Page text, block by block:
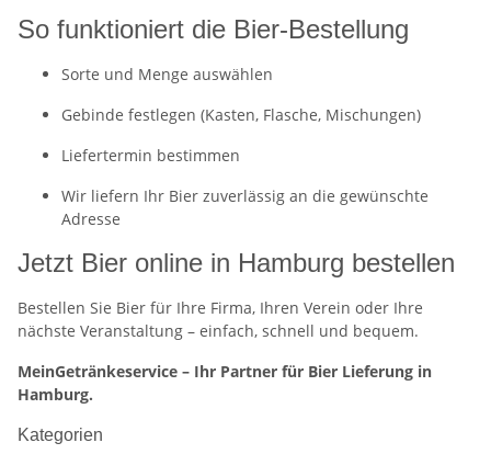
So funktioniert die Bier-Bestellung
Sorte und Menge auswählen
Gebinde festlegen (Kasten, Flasche, Mischungen)
Liefertermin bestimmen
Wir liefern Ihr Bier zuverlässig an die gewünschte
Adresse
Jetzt Bier online in Hamburg bestellen
Bestellen Sie Bier für Ihre Firma, Ihren Verein oder Ihre
nächste Veranstaltung – einfach, schnell und bequem.
MeinGetränkeservice – Ihr Partner für Bier Lieferung in
Hamburg.
Kategorien